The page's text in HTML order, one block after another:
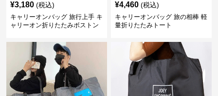
¥3,180 (税込)
キャリーオンバッグ 旅行上手 キ
ャリーオン折りたたみボストン
¥4,460 (税込)
キャリーオンバッグ 旅の相棒 軽
量折りたたみトート